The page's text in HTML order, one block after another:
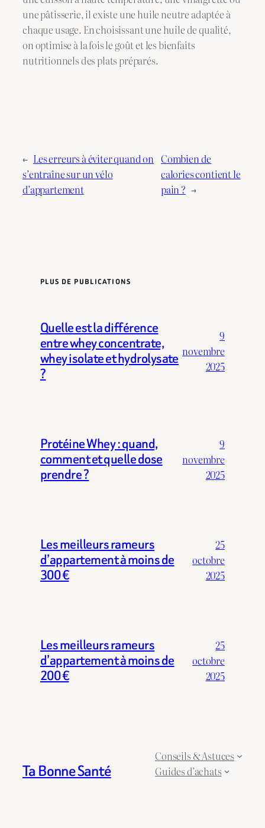
une pâtisserie, il existe une huile neutre adaptée à
chaque usage. En choisissant une huile de qualité,
on optimise à la fois le goût et les bienfaits
nutritionnels des plats préparés.
← Les erreurs à éviter quand on
s’entraîne sur un vélo
d’appartement
Combien de
calories contient le
pain ? →
PLUS DE PUBLICATIONS
Quelle est la différence
entre whey concentrate,
whey isolate et hydrolysate
?
9
novembre
2025
Protéine Whey : quand,
comment et quelle dose
prendre ?
9
novembre
2025
Les meilleurs rameurs
d’appartement à moins de
300 €
25
octobre
2025
Les meilleurs rameurs
d’appartement à moins de
200 €
25
octobre
2025
Ta Bonne Santé
Conseils & Astuces
Guides d’achats